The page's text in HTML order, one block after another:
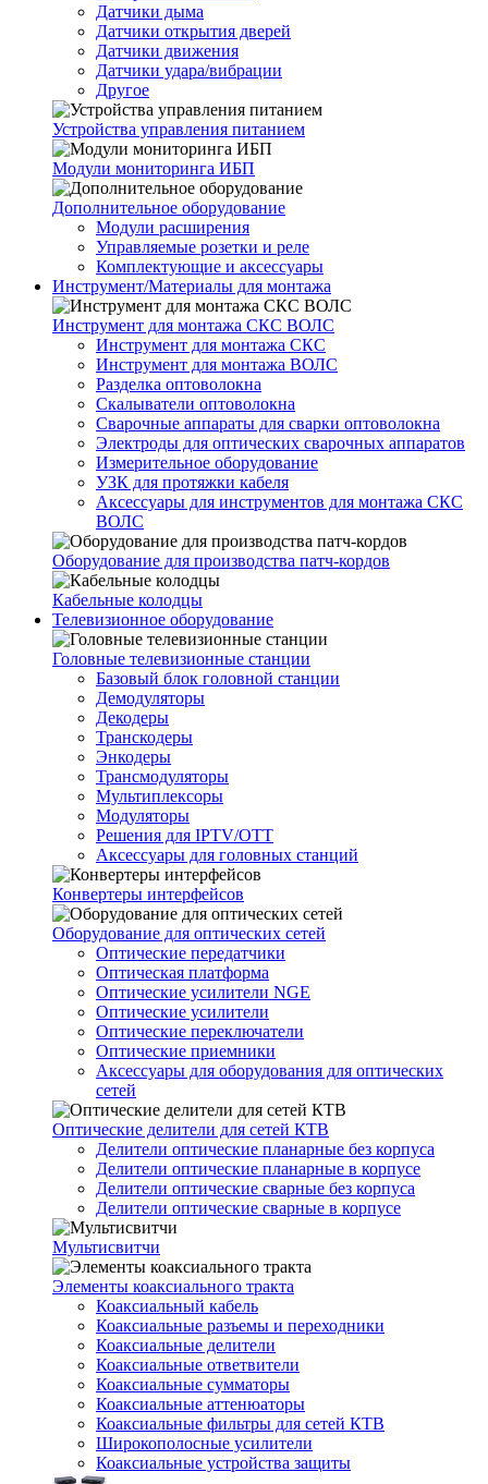
Датчики дыма
Датчики открытия дверей
Датчики движения
Датчики удара/вибрации
Другое
Устройства управления питанием
Модули мониторинга ИБП
Дополнительное оборудование
Модули расширения
Управляемые розетки и реле
Комплектующие и аксессуары
Инструмент/Материалы для монтажа
Инструмент для монтажа СКС ВОЛС
Инструмент для монтажа СКС
Инструмент для монтажа ВОЛС
Разделка оптоволокна
Скалыватели оптоволокна
Сварочные аппараты для сварки оптоволокна
Электроды для оптических сварочных аппаратов
Измерительное оборудование
УЗК для протяжки кабеля
Аксессуары для инструментов для монтажа СКС
ВОЛС
Оборудование для производства патч-кордов
Кабельные колодцы
Телевизионное оборудование
Головные телевизионные станции
Базовый блок головной станции
Демодуляторы
Декодеры
Транскодеры
Энкодеры
Трансмодуляторы
Мультиплексоры
Модуляторы
Решения для IPTV/OTT
Аксессуары для головных станций
Конвертеры интерфейсов
Оборудование для оптических сетей
Оптические передатчики
Оптическая платформа
Оптические усилители NGE
Оптические усилители
Оптические переключатели
Оптические приемники
Аксессуары для оборудования для оптических
сетей
Оптические делители для сетей КТВ
Делители оптические планарные без корпуса
Делители оптические планарные в корпусе
Делители оптические сварные без корпуса
Делители оптические сварные в корпусе
Мультисвитчи
Элементы коаксиального тракта
Коаксиальный кабель
Коаксиальные разъемы и переходники
Коаксиальные делители
Коаксиальные ответвители
Коаксиальные сумматоры
Коаксиальные аттенюаторы
Коаксиальные фильтры для сетей КТВ
Широкополосные усилители
Коаксиальные устройства защиты